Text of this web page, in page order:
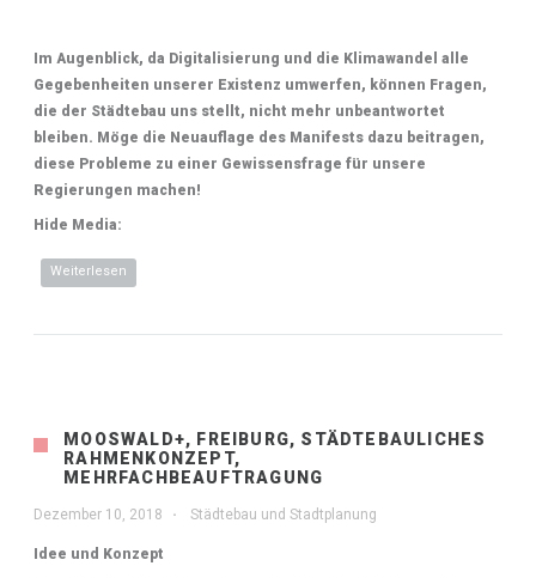
Im Augenblick, da Digitalisierung und die Klimawandel alle
Gegebenheiten unserer Existenz umwerfen, können Fragen,
die der Städtebau uns stellt, nicht mehr unbeantwortet
bleiben. Möge die Neuauflage des Manifests dazu beitragen,
diese Probleme zu einer Gewissensfrage für unsere
Regierungen machen!
Hide Media:
Weiterlesen
MOOSWALD+, FREIBURG, STÄDTEBAULICHES
RAHMENKONZEPT,
MEHRFACHBEAUFTRAGUNG
Dezember 10, 2018 Städtebau und Stadtplanung
Idee und Konzept